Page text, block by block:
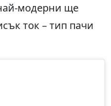
модерни ще
ток – тип пачи